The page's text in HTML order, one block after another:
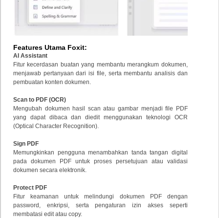
Features Utama Foxit:
AI Assistant
Fitur kecerdasan buatanyang membantumerangkum dokumen,
menjawab pertanyaandariisi file, sertamembantuanalisis dan
pembuatan konten dokumen.
Scan to PDF (OCR)
Mengubah dokumen hasil scanataugambar menjadifile
PDF
yang dapat dibacadandieditmenggunakan teknologi OCR
(Optical Character Recognition).
Sign PDF
Memungkinkan penggunamenambahkan tandatangan digital
pada dokumen PDF untuk proses persetujuan atau validasi
dokumen secara elektronik.
Protect PDF
Fitur
keamananuntukmelindungi dokumen PDF dengan
password, enkripsi, sertapengaturanizinakses seperti
membatasi editatau copy.